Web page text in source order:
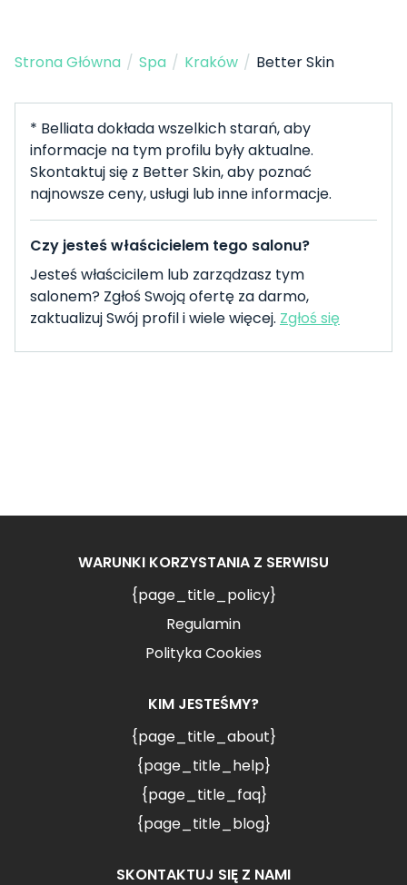
Strona Główna / Spa / Kraków / Better Skin
* Belliata dokłada wszelkich starań, aby
informacje na tym profilu były aktualne.
Skontaktuj się z Better Skin, aby poznać
najnowsze ceny, usługi lub inne informacje.
Czy jesteś właścicielem tego salonu?
Jesteś właścicilem lub zarządzasz tym
salonem? Zgłoś Swoją ofertę za darmo,
zaktualizuj Swój profil i wiele więcej. Zgłoś się
WARUNKI KORZYSTANIA Z SERWISU
{page_title_policy}
Regulamin
Polityka Cookies
KIM JESTEŚMY?
{page_title_about}
{page_title_help}
{page_title_faq}
{page_title_blog}
SKONTAKTUJ SIĘ Z NAMI